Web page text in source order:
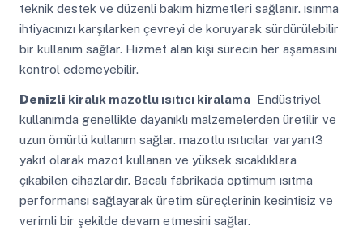
teknik destek ve düzenli bakım hizmetleri sağlanır. ısınma
ihtiyacınızı karşılarken çevreyi de koruyarak sürdürülebilir
bir kullanım sağlar. Hizmet alan kişi sürecin her aşamasını
kontrol edemeyebilir.
Denizli kiralık mazotlu ısıtıcı kiralamaEndüstriyel
kullanımda genellikle dayanıklı malzemelerden üretilir ve
uzun ömürlü kullanım sağlar. mazotlu ısıtıcılar varyant3
yakıt olarak mazot kullanan ve yüksek sıcaklıklara
çıkabilen cihazlardır. Bacalı fabrikada optimum ısıtma
performansı sağlayarak üretim süreçlerinin kesintisiz ve
verimli bir şekilde devam etmesini sağlar.